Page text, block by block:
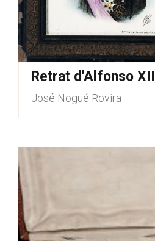
Retrat d'Alfonso XII
José Nogué Rovira